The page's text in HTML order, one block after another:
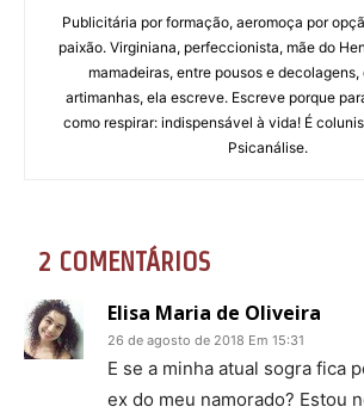
Publicitária por formação, aeromoça por
paixão. Virginiana, perfeccionista, mãe do
mamadeiras, entre pousos e
artimanhas, ela escreve. Escreve porque
como respirar: indispensável à vida! É
Psicanálise.
2 COMENTÁRIOS
Elisa Maria de Oliveira
26 de agosto de 2018 Em 15:31
E se a minha atual sogra fica
ex do meu namorado? Estou